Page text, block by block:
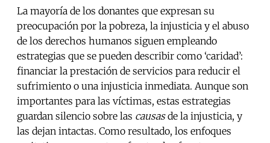
La mayoría de los donantes que expresan su
preocupación por la pobreza, la injusticia y el abuso
de los derechos humanos siguen empleando
estrategias que se pueden describir como ‘caridad’:
financiar la prestación de servicios para reducir el
sufrimiento o una injusticia inmediata. Aunque son
importantes para las víctimas, estas estrategias
guardan silencio sobre las causasde la injusticia, y
las dejan intactas. Como resultado, los enfoques